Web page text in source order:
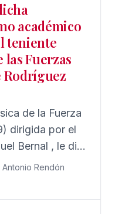
académico
teniente
las Fuerzas
Rodríguez
de la Fuerza
dirigida por el
Bernal , le dio
Rendón